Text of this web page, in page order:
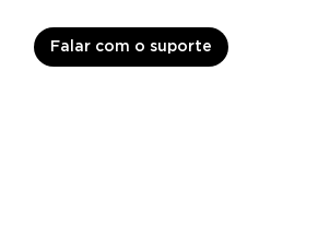
Falar com o suporte